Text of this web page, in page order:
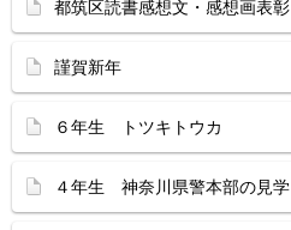
都筑区読書感想文・感想画表彰
謹賀新年
６年生 トツキトウカ
４年生 神奈川県警本部の見学